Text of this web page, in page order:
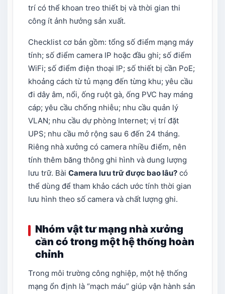
trí có thể khoan treo thiết bị và thời gian thi
công ít ảnh hưởng sản xuất.
Checklist cơ bản gồm: tổng số điểm mạng máy
tính; số điểm camera IP hoặc đầu ghi; số điểm
WiFi; số điểm điện thoại IP; số thiết bị cần PoE;
khoảng cách từ tủ mạng đến từng khu; yêu cầu
đi dây âm, nổi, ống ruột gà, ống PVC hay máng
cáp; yêu cầu chống nhiễu; nhu cầu quản lý
VLAN; nhu cầu dự phòng Internet; vị trí đặt
UPS; nhu cầu mở rộng sau 6 đến 24 tháng.
Riêng nhà xưởng có camera nhiều điểm, nên
tính thêm băng thông ghi hình và dung lượng
lưu trữ. Bài Camera lưu trữ được bao lâu? có
thể dùng để tham khảo cách ước tính thời gian
lưu hình theo số camera và chất lượng ghi.
Nhóm vật tư mạng nhà xưởng
cần có trong một hệ thống hoàn
chỉnh
Trong môi trường công nghiệp, một hệ thống
mạng ổn định là “mạch máu” giúp vận hành sản